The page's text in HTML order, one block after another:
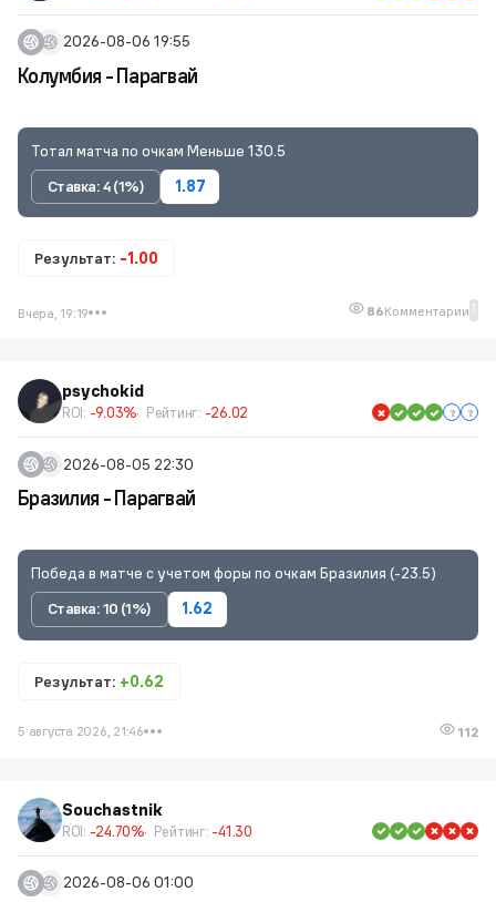
2026-08-06 19:55
Колумбия - Парагвай
Тотал матча по очкам Меньше 130.5
Ставка: 4 (1%)
1.87
Результат: -1.00
Вчера, 19:19 86Комментарии 1
psychokid
ROI: -9.03% Рейтинг: -26.02
2026-08-05 22:30
Бразилия - Парагвай
Победа в матче с учетом форы по очкам Бразилия (-23.5)
Ставка: 10 (1%)
1.62
Результат: +0.62
5 августа 2026, 21:46 112
Souchastnik
ROI: -24.70% Рейтинг: -41.30
2026-08-06 01:00